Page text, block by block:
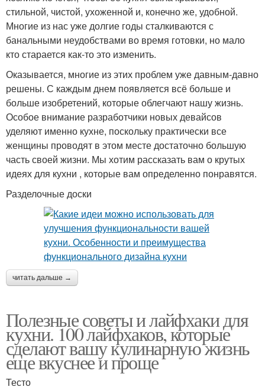
стильной, чистой, ухоженной и, конечно же, удобной.
Многие из нас уже долгие годы сталкиваются с
банальными неудобствами во время готовки, но мало
кто старается как-то это изменить.
Оказывается, многие из этих проблем уже давным-давно
решены. С каждым днем появляется всё больше и
больше изобретений, которые облегчают нашу жизнь.
Особое внимание разработчики новых девайсов
уделяют именно кухне, поскольку практически все
женщины проводят в этом месте достаточно большую
часть своей жизни. Мы хотим рассказать вам о крутых
идеях для кухни , которые вам определенно понравятся.
Разделочные доски
читать дальше →
Полезные советы и лайфхаки для
кухни. 100 лайфхаков, которые
сделают вашу кулинарную жизнь
еще вкуснее и проще
Тесто